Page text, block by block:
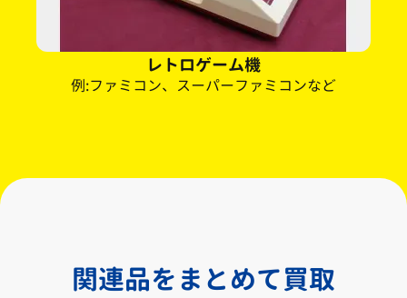
レトロゲーム機
例:ファミコン、スーパーファミコンなど
関連品をまとめて買取